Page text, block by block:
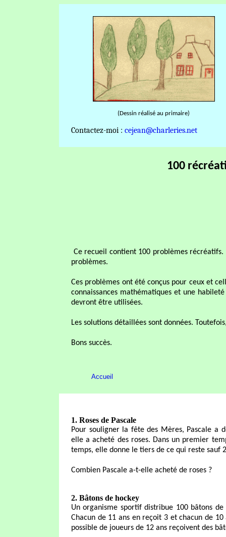
(Dessin réalisé au primaire)
Contactez-moi : cejean@charleries.net
100
Ce recueil contient 100 problèmes
problèmes.
Ces problèmes ont été conçus pour ceux et
connaissances mathématiques et une
devront être utilisées.
Les solutions détaillées sont données.
Bons succès.
Accueil
1. Roses de Pascale
Pour souligner la fête des Mères, Pascale a
elle a acheté des roses. Dans un premier
temps, elle donne le tiers de ce qui reste sauf
Combien Pascale a-t-elle acheté de roses ?
2. Bâtons de hockey
Un organisme sportif distribue 100 bâtons
Chacun de 11 ans en reçoit 3 et chacun de
possible de joueurs de 12 ans reçoivent des